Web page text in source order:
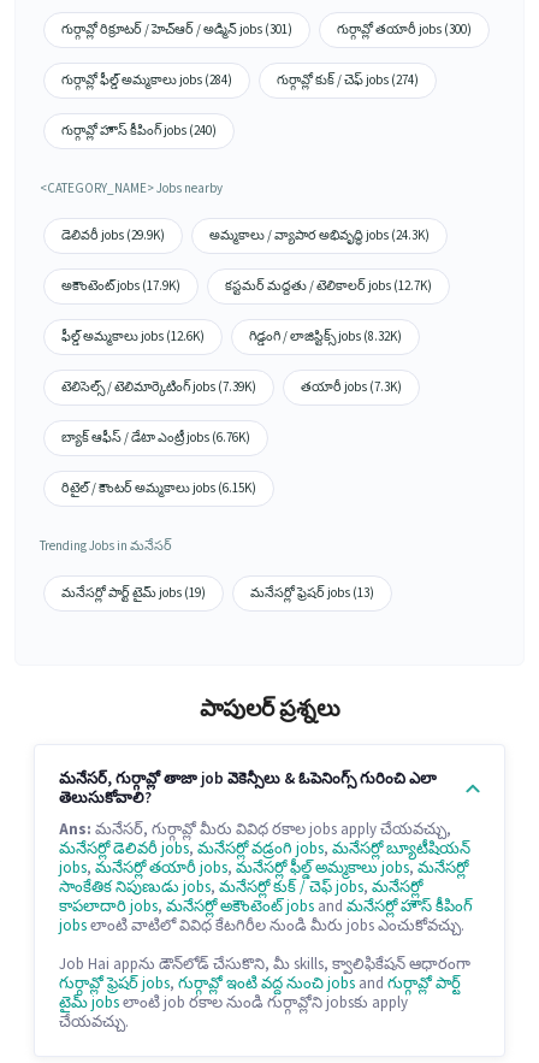
గుర్గావ్లో రిక్రూటర్ / హెచ్ఆర్ / అడ్మిన్ jobs (301) గుర్గావ్లో తయారీ jobs (300)
గుర్గావ్లో ఫీల్డ్ అమ్మకాలు jobs (284) గుర్గావ్లో కుక్ / చెఫ్ jobs (274)
గుర్గావ్లో హౌస్ కీపింగ్ jobs (240)
<CATEGORY_NAME> Jobs nearby
డెలివరీ jobs (29.9K) అమ్మకాలు / వ్యాపార అభివృద్ధి jobs (24.3K)
అకౌంటెంట్ jobs (17.9K) కస్టమర్ మద్దతు / టెలికాలర్ jobs (12.7K)
ఫీల్డ్ అమ్మకాలు jobs (12.6K) గిడ్డంగి / లాజిస్టిక్స్ jobs (8.32K)
టెలిసెల్స్ / టెలిమార్కెటింగ్ jobs (7.39K) తయారీ jobs (7.3K)
బ్యాక్ ఆఫీస్ / డేటా ఎంట్రీ jobs (6.76K)
రిటైల్ / కౌంటర్ అమ్మకాలు jobs (6.15K)
Trending Jobs in మనేసర్
మనేసర్లో పార్ట్ టైమ్ jobs (19) మనేసర్లో ఫ్రెషర్ jobs (13)
పాపులర్ ప్రశ్నలు
మనేసర్, గుర్గావ్లో తాజా job వెకెన్సీలు & ఓపెనింగ్స్ గురించి ఎలా
తెలుసుకోవాలి?
Ans: మనేసర్, గుర్గావ్లో మీరు వివిధ రకాల jobs apply చేయవచ్చు,
మనేసర్లో డెలివరీ jobs, మనేసర్లో వడ్రంగి jobs, మనేసర్లో బ్యూటీషియన్
jobs, మనేసర్లో తయారీ jobs, మనేసర్లో ఫీల్డ్ అమ్మకాలు jobs, మనేసర్లో
సాంకేతిక నిపుణుడు jobs, మనేసర్లో కుక్ / చెఫ్ jobs, మనేసర్లో
కాపలాదారి jobs, మనేసర్లో అకౌంటెంట్ jobs and మనేసర్లో హౌస్ కీపింగ్
jobsలాంటి వాటిలో వివిధ కేటగిరీల నుండి మీరు jobs ఎంచుకోవచ్చు.
Job Hai appను డౌన్‌లోడ్ చేసుకొని, మీ skills, క్వాలిఫికేషన్ ఆధారంగా
గుర్గావ్లో ఫ్రెషర్ jobs, గుర్గావ్లో ఇంటి వద్ద నుంచి jobs and గుర్గావ్లో పార్ట్
టైమ్ jobsలాంటి job రకాల నుండి గుర్గావ్లోని jobsకు apply
చేయవచ్చు.